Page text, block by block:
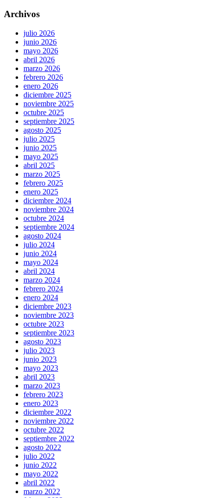
Archivos
julio 2026
junio 2026
mayo 2026
abril 2026
marzo 2026
febrero 2026
enero 2026
diciembre 2025
noviembre 2025
octubre 2025
septiembre 2025
agosto 2025
julio 2025
junio 2025
mayo 2025
abril 2025
marzo 2025
febrero 2025
enero 2025
diciembre 2024
noviembre 2024
octubre 2024
septiembre 2024
agosto 2024
julio 2024
junio 2024
mayo 2024
abril 2024
marzo 2024
febrero 2024
enero 2024
diciembre 2023
noviembre 2023
octubre 2023
septiembre 2023
agosto 2023
julio 2023
junio 2023
mayo 2023
abril 2023
marzo 2023
febrero 2023
enero 2023
diciembre 2022
noviembre 2022
octubre 2022
septiembre 2022
agosto 2022
julio 2022
junio 2022
mayo 2022
abril 2022
marzo 2022